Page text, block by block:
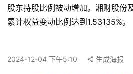
首
页
快
股东持股比例被动增加。湘财股份
累计权益变动比例达到1.53135%。
2024-12-04 下午5:10 生成海报